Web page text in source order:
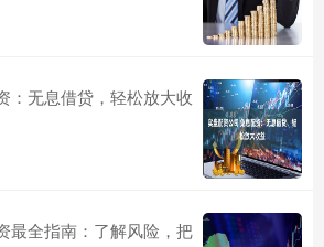
：无息借贷，轻松放大收
最全指南：了解风险，把